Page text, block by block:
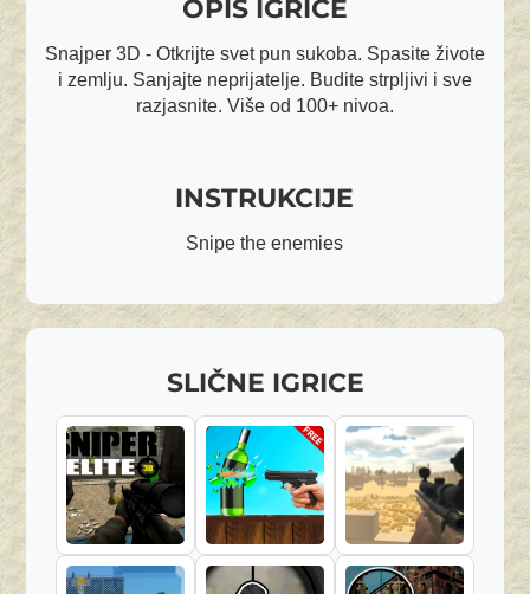
OPIS IGRICE
Snajper 3D - Otkrijte svet pun sukoba. Spasite živote
i zemlju. Sanjajte neprijatelje. Budite strpljivi i sve
razjasnite. Više od 100+ nivoa.
INSTRUKCIJE
Snipe the enemies
SLIČNE IGRICE